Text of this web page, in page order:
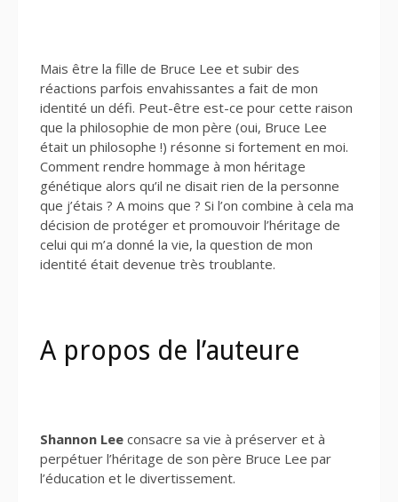
Mais être la fille de Bruce Lee et subir des
réactions parfois envahissantes a fait de mon
identité un défi. Peut-être est-ce pour cette raison
que la philosophie de mon père (oui, Bruce Lee
était un philosophe !) résonne si fortement en moi.
Comment rendre hommage à mon héritage
génétique alors qu’il ne disait rien de la personne
que j’étais ? A moins que ? Si l’on combine à cela ma
décision de protéger et promouvoir l’héritage de
celui qui m’a donné la vie, la question de mon
identité était devenue très troublante.
A propos de l’auteure
Shannon Lee consacre sa vie à préserver et à
perpétuer l’héritage de son père Bruce Lee par
l’éducation et le divertissement.